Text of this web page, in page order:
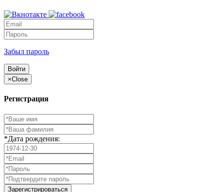
Забыл пароль
Войти
×Close
Регистрация
*Дата рождения:
Зарегистрироваться